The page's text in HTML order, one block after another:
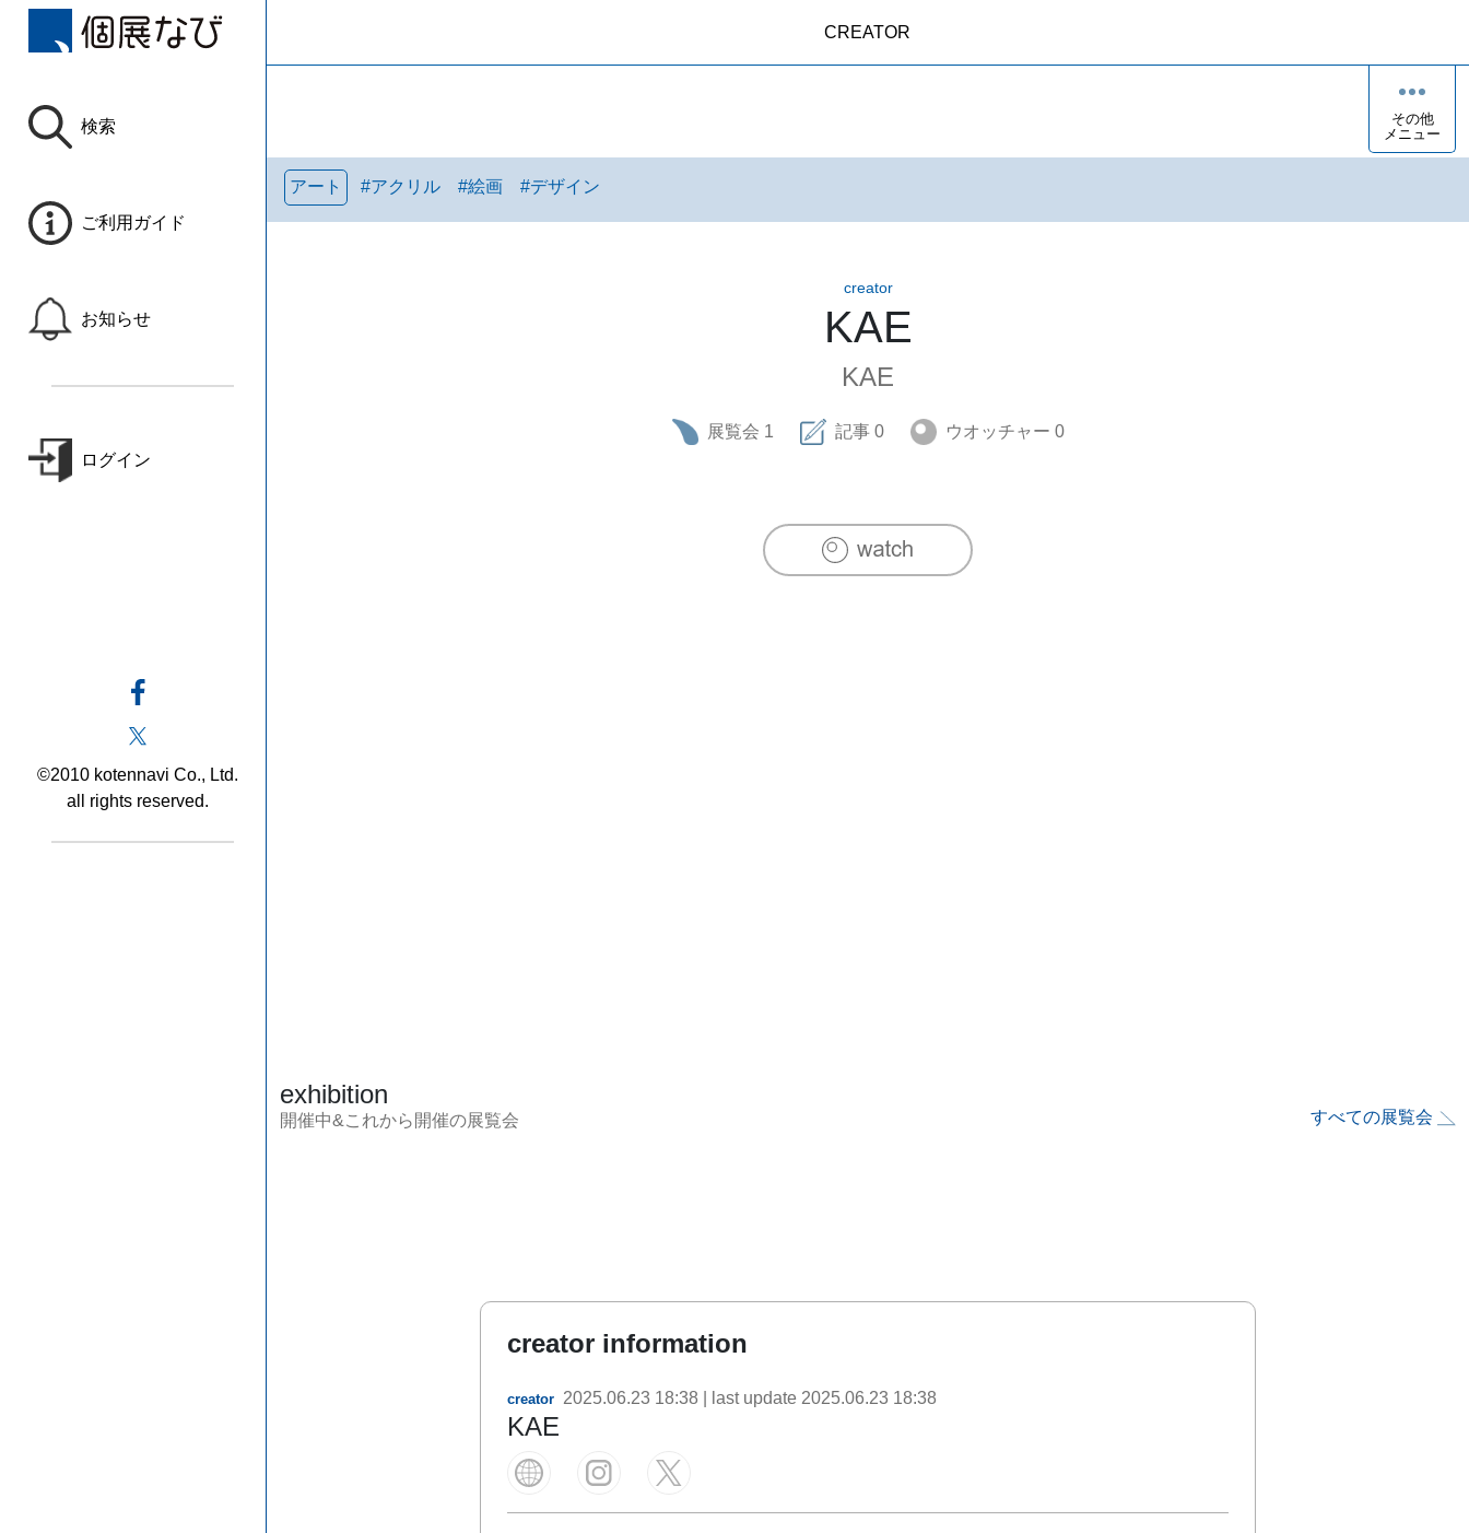
検索
ご利用ガイド
お知らせ
ログイン
©2010 kotennavi Co., Ltd.
all rights reserved.
CREATOR
その他
メニュー
アート #アクリル #絵画 #デザイン
creator
KAE
KAE
展覧会 1 記事 0 ウオッチャー 0
exhibition
開催中&これから開催の展覧会 すべての展覧会
creator information
creator 2025.06.23 18:38 | last update 2025.06.23 18:38
KAE